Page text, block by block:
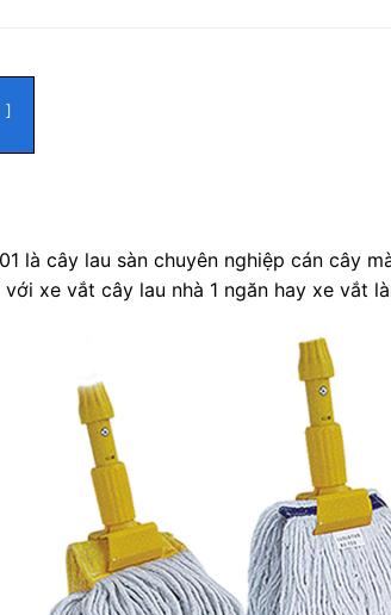
là cây lau sàn chuyên nghiệp cán cây
xe vắt cây lau nhà 1 ngăn hay xe vắt